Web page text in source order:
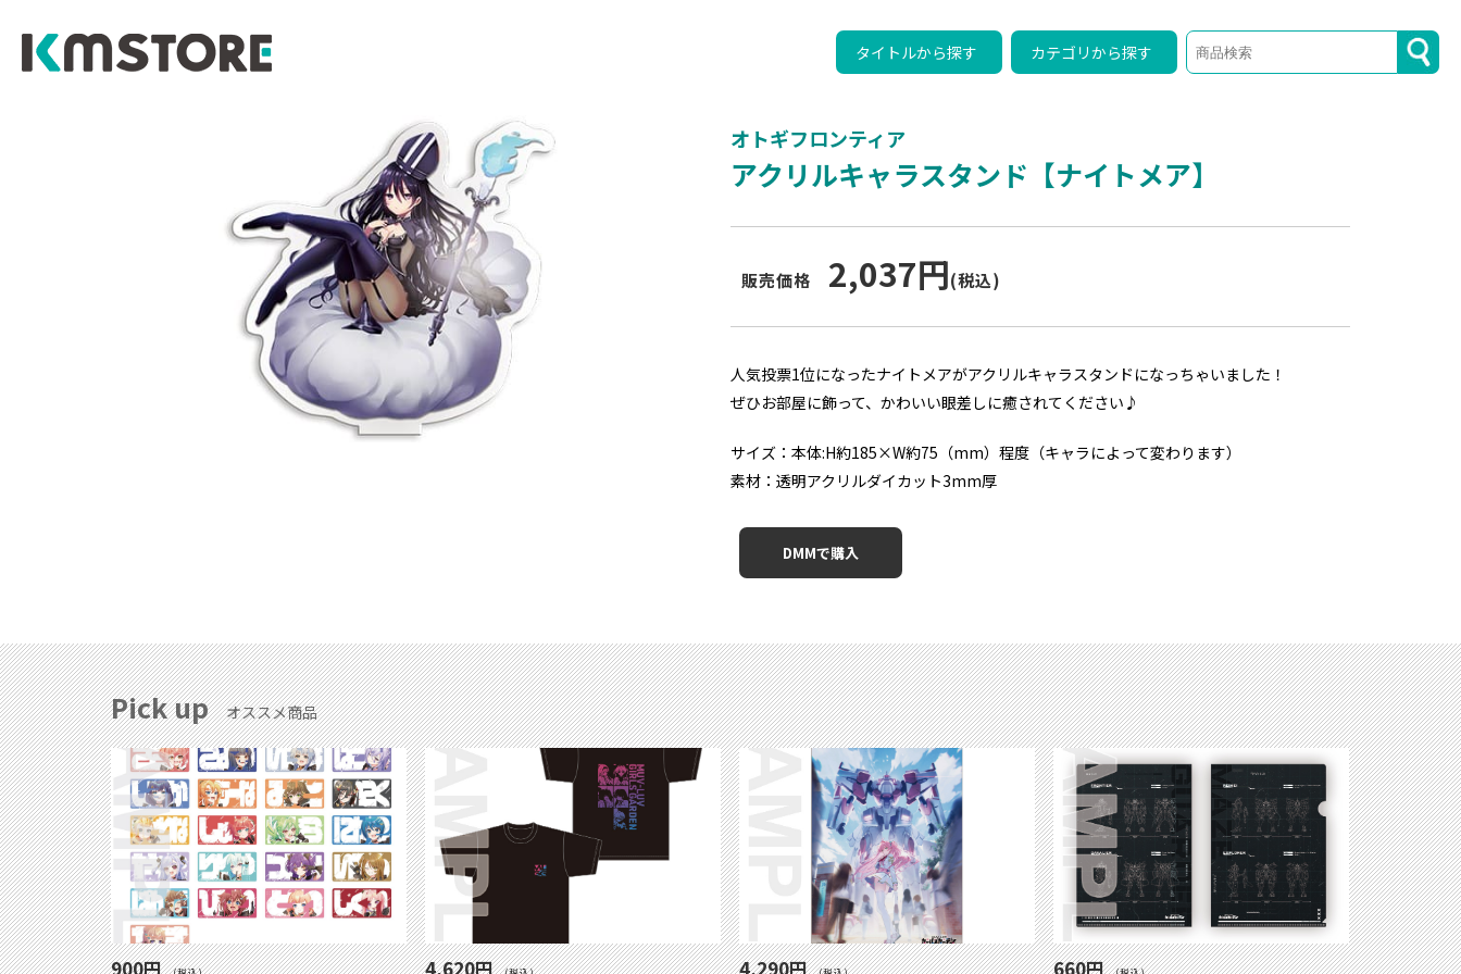
タイトルから探す カテゴリから探す
オトギフロンティア
アクリルキャラスタンド【ナイトメア】
販売価格 2,037円(税込)
人気投票1位になったナイトメアがアクリルキャラスタンドになっちゃいました！
ぜひお部屋に飾って、かわいい眼差しに癒されてください♪
サイズ：本体:H約185×W約75（mm）程度（キャラによって変わります）
素材：透明アクリルダイカット3mm厚
DMMで購入
Pick up オススメ商品
900円 4,620円 4,290円 660円